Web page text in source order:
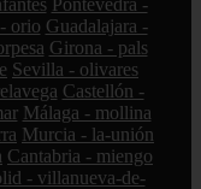
Pontevedra -
orio Guadalajara -
Girona - pals
Sevilla - olivares
Castellón -
Málaga - mollina
Murcia - la-unión
Cantabria - miengo
- villanueva-de-